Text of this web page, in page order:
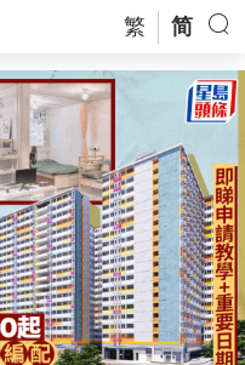
繁 简